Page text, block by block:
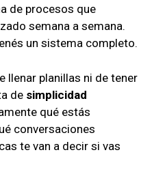
de procesos que
semana a semana.
un sistema completo.
llenar planillas ni de tener
de simplicidad
qué estás
conversaciones
te van a decir si vas